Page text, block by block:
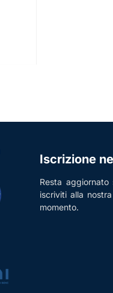
Iscrizione
Resta
iscriviti alla
momento.